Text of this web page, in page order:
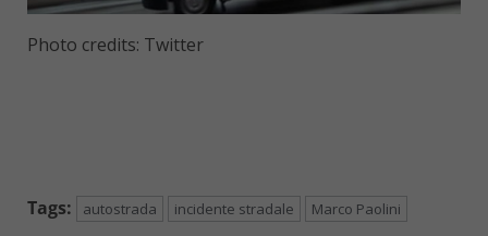
Photo credits: Twitter
Tags: autostrada incidente stradale Marco Paolini